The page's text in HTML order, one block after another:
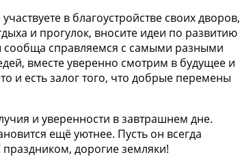
в благоустройстве своих дворов,
и прогулок, вносите идеи по развитию
сообща справляемся с самыми разными
вместе уверенно смотрим в будущее и
и есть залог того, что добрые перемены
и уверенности в завтрашнем дне.
ещё уютнее. Пусть он всегда
дорогие земляки!